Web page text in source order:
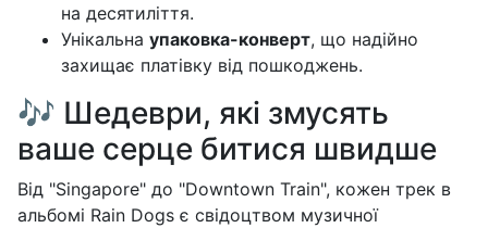
на десятиліття.
Унікальна упаковка-конверт, що надійно
захищає платівку від пошкоджень.
🎶 Шедеври, які змусять
ваше серце битися швидше
Від "Singapore" до "Downtown Train", кожен трек в
альбомі Rain Dogs є свідоцтвом музичної